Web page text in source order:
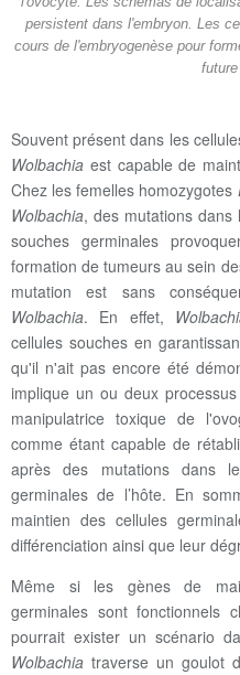
persistent dans l'embryon. Les
cours de l'embryogenèse pour
future
Souvent présent dans les
Wolbachia est capable de
Chez les femelles homozygotes
Wolbachia, des mutations
souches germinales
formation de tumeurs au sein
mutation est sans
Wolbachia. En effet,
cellules souches en
qu'il n'ait pas encore été
implique un ou deux
manipulatrice toxique de
comme étant capable de
après des mutations dans
germinales de l’hôte. En
maintien des cellules
différenciation ainsi que leur
Même si les gènes de
germinales sont fonctionnels
pourrait exister un scénario
Wolbachia traverse un goulot